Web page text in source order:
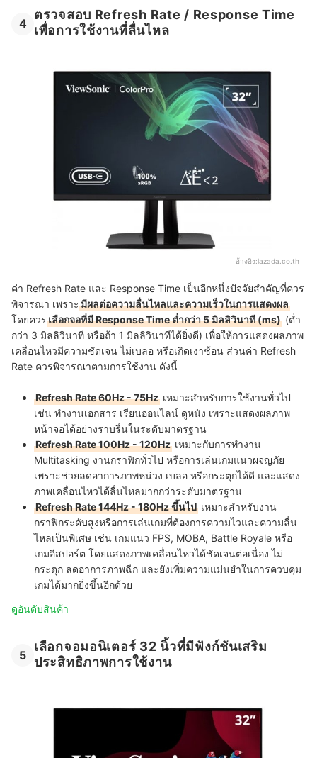
4
ตรวจสอบ Refresh Rate / Response Time
เพื่อการใช้งานที่ลื่นไหล
อ้างอิง:lazada.co.th
ค่า Refresh Rate และ Response Time เป็นอีกหนึ่งปัจจัยสำคัญที่ควร
พิจารณา เพราะมีผลต่อความลื่นไหลและความเร็วในการแสดงผล
โดยควรเลือกจอที่มี Response Time ต่ำกว่า 5 มิลลิวินาที (ms) (ต่ำ
กว่า 3 มิลลิวินาที หรือถ้า 1 มิลลิวินาทีได้ยิ่งดี) เพื่อให้การแสดงผลภาพ
เคลื่อนไหวมีความชัดเจน ไม่เบลอ หรือเกิดเงาซ้อน ส่วนค่า Refresh
Rate ควรพิจารณาตามการใช้งาน ดังนี้
Refresh Rate 60Hz - 75Hz เหมาะสำหรับการใช้งานทั่วไป
เช่น ทำงานเอกสาร เรียนออนไลน์ ดูหนัง เพราะแสดงผลภาพ
หน้าจอได้อย่างราบรื่นในระดับมาตรฐาน
Refresh Rate 100Hz - 120Hz เหมาะกับการทำงาน
Multitasking งานกราฟิกทั่วไป หรือการเล่นเกมแนวผจญภัย
เพราะช่วยลดอาการภาพหน่วง เบลอ หรือกระตุกได้ดี และแสดง
ภาพเคลื่อนไหวได้ลื่นไหลมากกว่าระดับมาตรฐาน
Refresh Rate 144Hz - 180Hz ขึ้นไป เหมาะสำหรับงาน
กราฟิกระดับสูงหรือการเล่นเกมที่ต้องการความไวและความลื่น
ไหลเป็นพิเศษ เช่น เกมแนว FPS, MOBA, Battle Royale หรือ
เกมอีสปอร์ต โดยแสดงภาพเคลื่อนไหวได้ชัดเจนต่อเนื่อง ไม่
กระตุก ลดอาการภาพฉีก และยังเพิ่มความแม่นยำในการควบคุม
เกมได้มากยิ่งขึ้นอีกด้วย
ดูอันดับสินค้า
5
เลือกจอมอนิเตอร์ 32 นิ้วที่มีฟังก์ชันเสริม
ประสิทธิภาพการใช้งาน